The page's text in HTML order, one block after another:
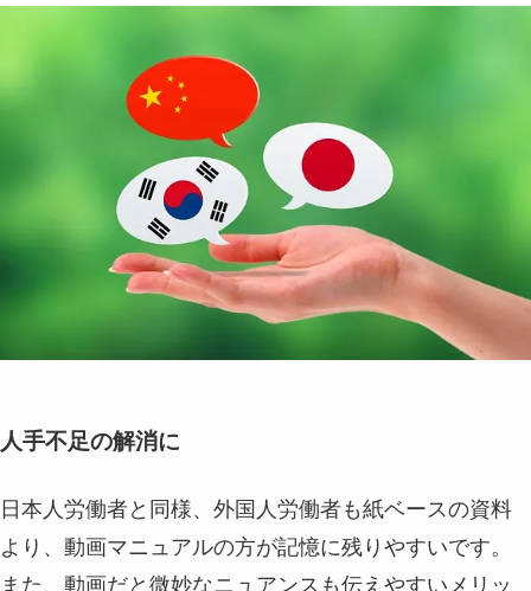
人手不足の解消に
日本人労働者と同様、外国人労働者も紙ベースの資料
より、動画マニュアルの方が記憶に残りやすいです。
また、動画だと微妙なニュアンスも伝えやすいメリッ